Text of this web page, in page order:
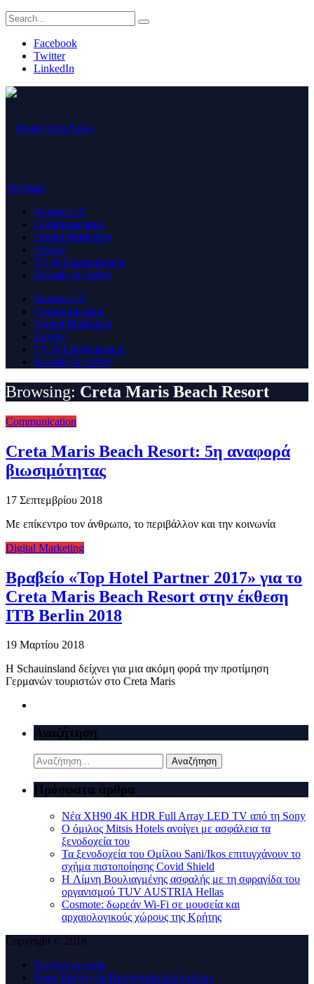
Facebook
Twitter
LinkedIn
Navigate
Business IT
Communication
Digital Marketing
Energy
TV & Entertainment
Security & Safety
Business IT
Communication
Digital Marketing
Energy
TV & Entertainment
Security & Safety
Browsing: Creta Maris Beach Resort
Communication
Creta Maris Beach Resort: 5η αναφορά
βιωσιμότητας
17 Σεπτεμβρίου 2018
Με επίκεντρο τον άνθρωπο, το περιβάλλον και την κοινωνία
Digital Marketing
Βραβείο «Top Hotel Partner 2017» για το
Creta Maris Beach Resort στην έκθεση
ITB Berlin 2018
19 Μαρτίου 2018
Η Schauinsland δείχνει για μια ακόμη φορά την προτίμηση
Γερμανών τουριστών στο Creta Maris
Αναζήτηση
Αναζήτηση
για:
Πρόσφατα άρθρα
Νέα XH90 4K HDR Full Array LED TV από τη Sony
Ο όμιλος Mitsis Hotels ανοίγει με ασφάλεια τα
ξενοδοχεία του
Τα ξενοδοχεία του Ομίλου Sani/Ikos επιτυγχάνουν το
σχήμα πιστοποίησης Covid Shield
H Λίμνη Βουλιαγμένης ασφαλής με τη σφραγίδα του
οργανισμού TUV AUSTRIA Hellas
Cosmote: δωρεάν Wi-Fi σε μουσεία και
αρχαιολογικούς χώρους της Κρήτης
Copyright © 2018
Σχετικά με εμάς
Όροι Χρήσης & Προστασία Δεδομένων